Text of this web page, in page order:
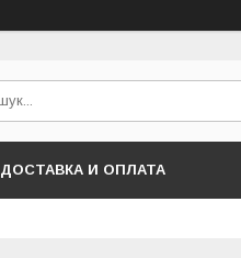
ДОСТАВКА И ОПЛАТА